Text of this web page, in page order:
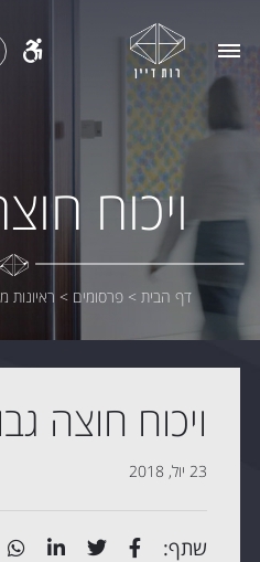
ויכוח
דף הבית > פרסומים > ראיונות
ויכוח חוצה
23 יול, 2018
שתף: